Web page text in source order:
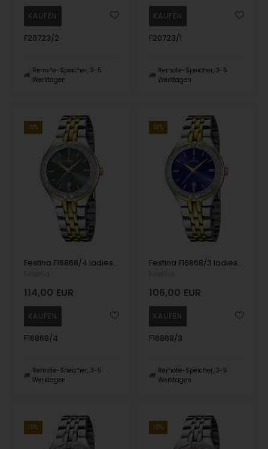
F20723/2
Remote-Speicher, 3-5
Werktagen
F20723/1
Remote-Speicher, 3-5
Werktagen
19%
Festina F16868/4 ladies watch Mademoiselle 33mm 5ATM
114,00 EUR
F16868/4
Remote-Speicher, 3-5
Werktagen
19%
Festina F16868/3 ladies watch Mademoiselle 33mm 5ATM
106,00 EUR
F16868/3
Remote-Speicher, 3-5
Werktagen
19% 19%